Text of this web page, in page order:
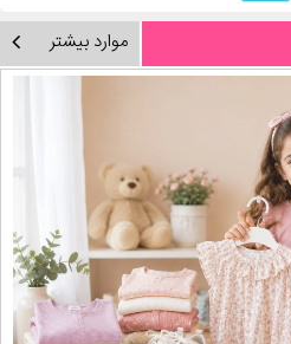
موارد بیشتر